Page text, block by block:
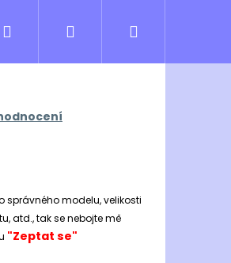
Obchodní podmínky
Přihlášení
správného modelu, velikosti
atd., tak se nebojte mě
"Zeptat se"